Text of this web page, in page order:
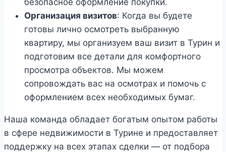
Организация визитов: Когда вы будете
готовы лично осмотреть выбранную
квартиру, мы организуем ваш визит в Турин и
подготовим все детали для комфортного
просмотра объектов. Мы можем
сопровождать вас на осмотрах и помочь с
оформлением всех необходимых бумаг.
Наша команда обладает богатым опытом работы
в сфере недвижимости в Турине и предоставляет
поддержку на всех этапах сделки — от подбора